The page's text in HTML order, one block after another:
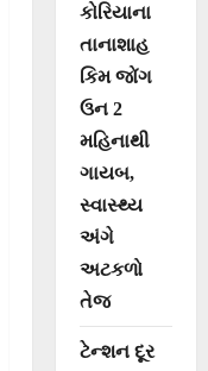
કોરિયાના
તાનાશાહ
કિમ જોંગ
ઉન 2
મહિનાથી
ગાયબ,
સ્વાસ્થ્ય
અંગે
અટકળો
તેજ
ટેન્શન દૂર